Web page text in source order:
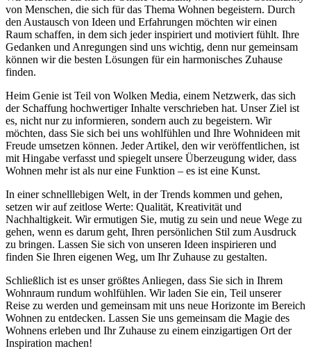
von Menschen, die sich für das Thema Wohnen begeistern. Durch
den Austausch von Ideen und Erfahrungen möchten wir einen
Raum schaffen, in dem sich jeder inspiriert und motiviert fühlt. Ihre
Gedanken und Anregungen sind uns wichtig, denn nur gemeinsam
können wir die besten Lösungen für ein harmonisches Zuhause
finden.
Heim Genie ist Teil von Wolken Media, einem Netzwerk, das sich
der Schaffung hochwertiger Inhalte verschrieben hat. Unser Ziel ist
es, nicht nur zu informieren, sondern auch zu begeistern. Wir
möchten, dass Sie sich bei uns wohlfühlen und Ihre Wohnideen mit
Freude umsetzen können. Jeder Artikel, den wir veröffentlichen, ist
mit Hingabe verfasst und spiegelt unsere Überzeugung wider, dass
Wohnen mehr ist als nur eine Funktion – es ist eine Kunst.
In einer schnelllebigen Welt, in der Trends kommen und gehen,
setzen wir auf zeitlose Werte: Qualität, Kreativität und
Nachhaltigkeit. Wir ermutigen Sie, mutig zu sein und neue Wege zu
gehen, wenn es darum geht, Ihren persönlichen Stil zum Ausdruck
zu bringen. Lassen Sie sich von unseren Ideen inspirieren und
finden Sie Ihren eigenen Weg, um Ihr Zuhause zu gestalten.
Schließlich ist es unser größtes Anliegen, dass Sie sich in Ihrem
Wohnraum rundum wohlfühlen. Wir laden Sie ein, Teil unserer
Reise zu werden und gemeinsam mit uns neue Horizonte im Bereich
Wohnen zu entdecken. Lassen Sie uns gemeinsam die Magie des
Wohnens erleben und Ihr Zuhause zu einem einzigartigen Ort der
Inspiration machen!